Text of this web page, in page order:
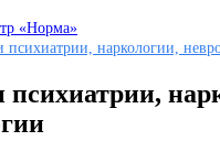
«Норма»
психиатрии, наркологии,
психиатрии,